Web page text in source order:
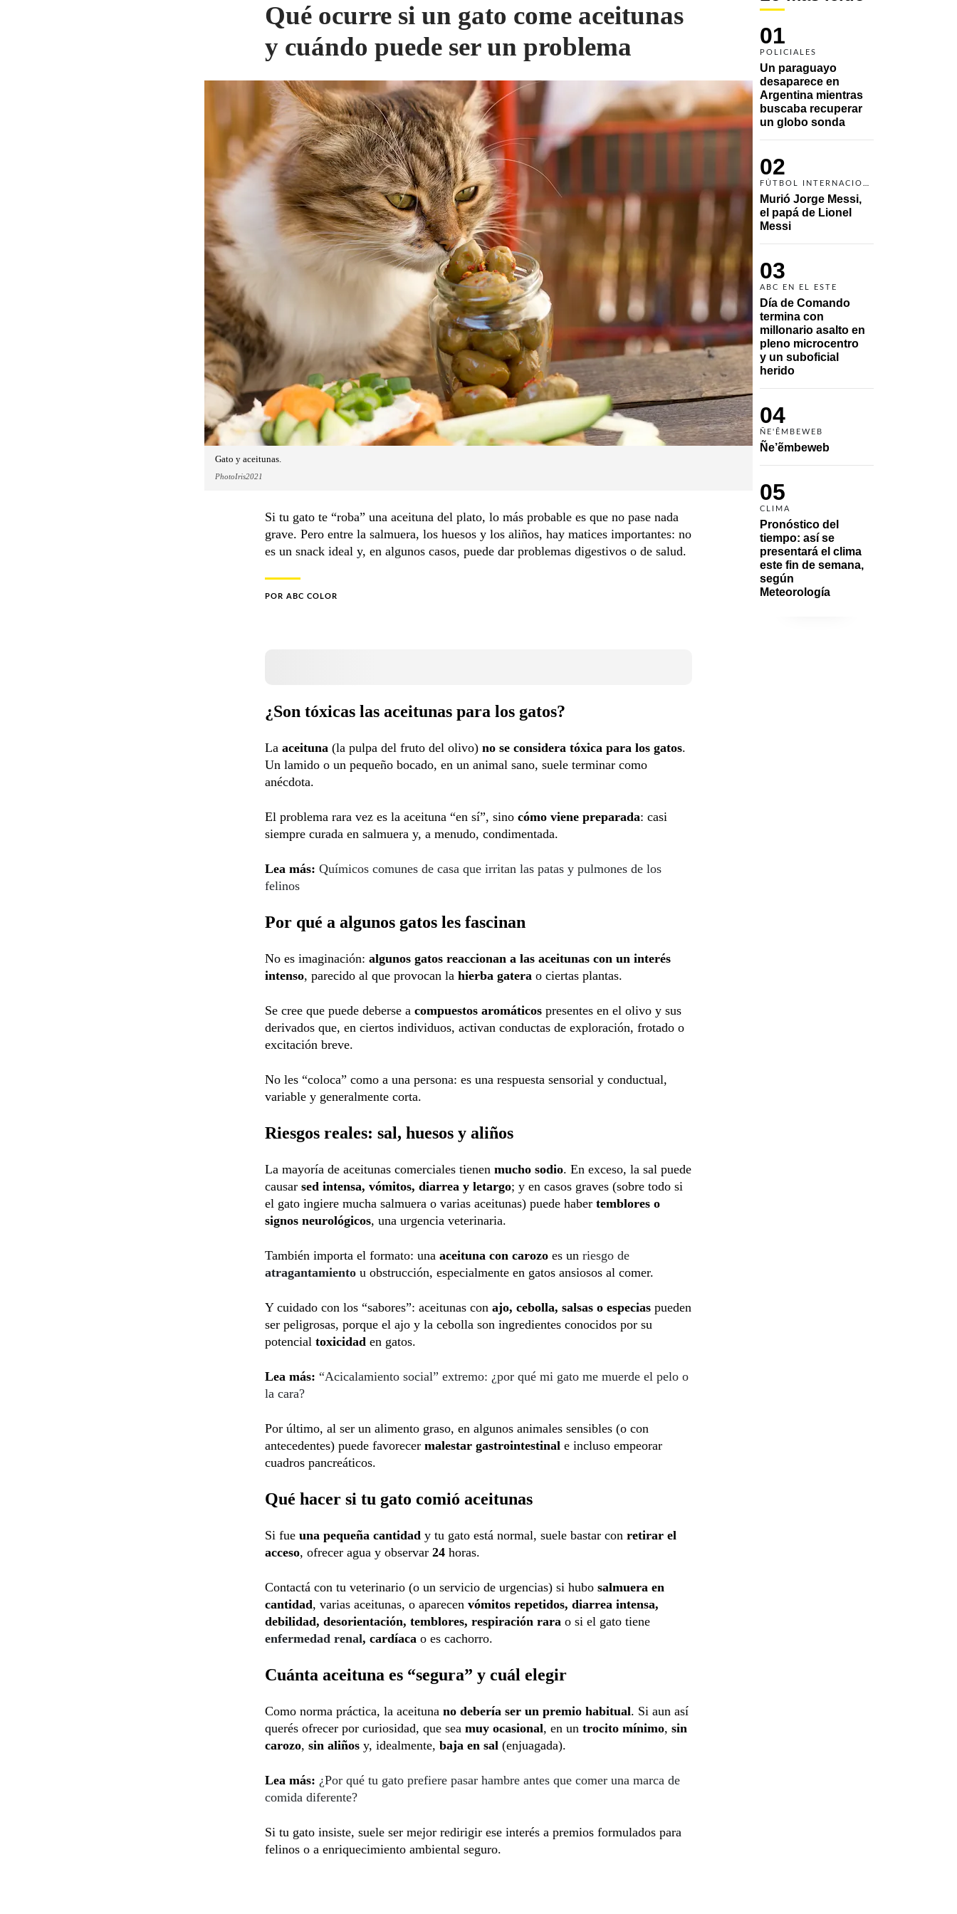
01
POLICIALES
Un paraguayo
desaparece en
Argentina mientras
buscaba recuperar
un globo sonda
02
Murió Jorge Messi,
el papá de Lionel
Messi
03
ABC EN EL ESTE
Día de Comando
termina con
millonario asalto en
pleno microcentro
y un suboficial
herido
04
ÑE'ẼMBEWEB
Ñe’ẽmbeweb
05
CLIMA
Pronóstico del
tiempo: así se
presentará el clima
este fin de semana,
según
Meteorología
Qué ocurre si un gato come aceitunas
y cuándo puede ser un problema
Gato y aceitunas.
PhotoIris2021
Si tu gato te “roba” una aceituna del plato, lo más probable es que no pase nada
grave. Pero entre la salmuera, los huesos y los aliños, hay matices importantes: no
es un snack ideal y, en algunos casos, puede dar problemas digestivos o de salud.
POR ABC COLOR
¿Son tóxicas las aceitunas para los gatos?
La aceituna (la pulpa del fruto del olivo) no se considera tóxica para los gatos.
Un lamido o un pequeño bocado, en un animal sano, suele terminar como
anécdota.
El problema rara vez es la aceituna “en sí”, sino cómo viene preparada: casi
siempre curada en salmuera y, a menudo, condimentada.
Lea más: Químicos comunes de casa que irritan las patas y pulmones de los
felinos
Por qué a algunos gatos les fascinan
No es imaginación: algunos gatos reaccionan a las aceitunas con un interés
intenso, parecido al que provocan la hierba gatera o ciertas plantas.
Se cree que puede deberse a compuestos aromáticos presentes en el olivo y sus
derivados que, en ciertos individuos, activan conductas de exploración, frotado o
excitación breve.
No les “coloca” como a una persona: es una respuesta sensorial y conductual,
variable y generalmente corta.
Riesgos reales: sal, huesos y aliños
La mayoría de aceitunas comerciales tienen mucho sodio. En exceso, la sal puede
causar sed intensa, vómitos, diarrea y letargo; y en casos graves (sobre todo si
el gato ingiere mucha salmuera o varias aceitunas) puede haber temblores o
signos neurológicos, una urgencia veterinaria.
También importa el formato: una aceituna con carozo es un riesgo de
atragantamiento u obstrucción, especialmente en gatos ansiosos al comer.
Y cuidado con los “sabores”: aceitunas con ajo, cebolla, salsas o especias pueden
ser peligrosas, porque el ajo y la cebolla son ingredientes conocidos por su
potencial toxicidad en gatos.
Lea más: “Acicalamiento social” extremo: ¿por qué mi gato me muerde el pelo o
la cara?
Por último, al ser un alimento graso, en algunos animales sensibles (o con
antecedentes) puede favorecer malestar gastrointestinal e incluso empeorar
cuadros pancreáticos.
Qué hacer si tu gato comió aceitunas
Si fue una pequeña cantidad y tu gato está normal, suele bastar con retirar el
acceso, ofrecer agua y observar 24 horas.
Contactá con tu veterinario (o un servicio de urgencias) si hubo salmuera en
cantidad, varias aceitunas, o aparecen vómitos repetidos, diarrea intensa,
debilidad, desorientación, temblores, respiración rara o si el gato tiene
enfermedad renal, cardíaca o es cachorro.
Cuánta aceituna es “segura” y cuál elegir
Como norma práctica, la aceituna no debería ser un premio habitual. Si aun así
querés ofrecer por curiosidad, que sea muy ocasional, en un trocito mínimo, sin
carozo, sin aliños y, idealmente, baja en sal (enjuagada).
Lea más: ¿Por qué tu gato prefiere pasar hambre antes que comer una marca de
comida diferente?
Si tu gato insiste, suele ser mejor redirigir ese interés a premios formulados para
felinos o a enriquecimiento ambiental seguro.